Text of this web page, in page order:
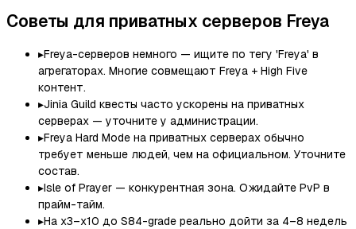
Советы для приватных серверов Freya
▸Freya-серверов немного — ищите по тегу 'Freya' в
агрегаторах. Многие совмещают Freya + High Five
контент.
▸Jinia Guild квесты часто ускорены на приватных
серверах — уточните у администрации.
▸Freya Hard Mode на приватных серверах обычно
требует меньше людей, чем на официальном. Уточните
состав.
▸Isle of Prayer — конкурентная зона. Ожидайте PvP в
прайм-тайм.
▸На x3–x10 до S84-grade реально дойти за 4–8 недель